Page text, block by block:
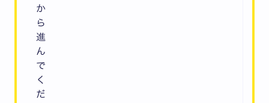
か
ら
進
ん
で
く
だ